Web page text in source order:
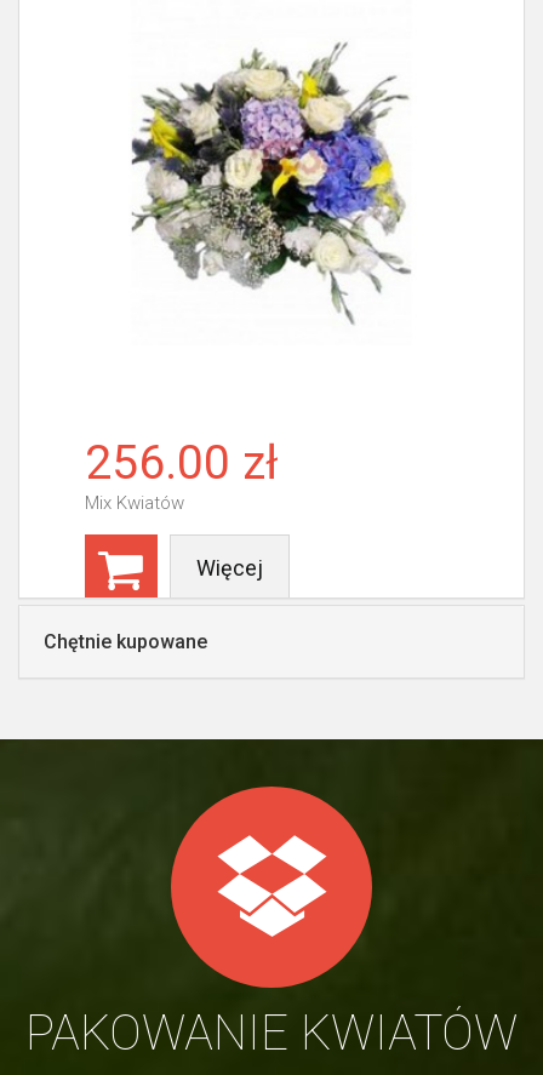
256.00 zł
Mix Kwiatów
Więcej
Chętnie kupowane
PAKOWANIE KWIATÓW